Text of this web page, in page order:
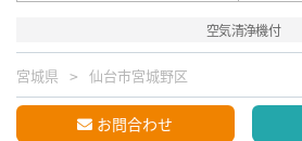
空気清浄機付
宮城県 仙台市宮城野区
お問合わせ